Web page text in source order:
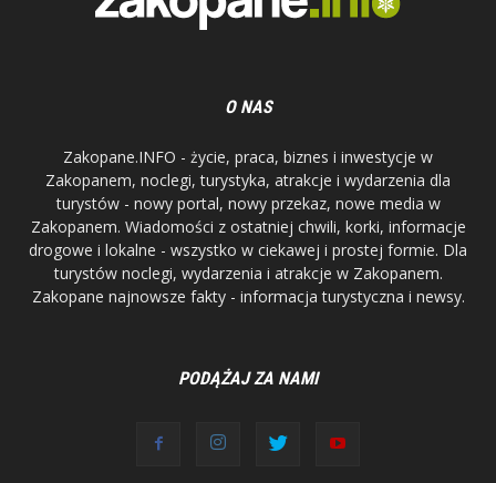
O NAS
Zakopane.INFO - życie, praca, biznes i inwestycje w
Zakopanem, noclegi, turystyka, atrakcje i wydarzenia dla
turystów - nowy portal, nowy przekaz, nowe media w
Zakopanem. Wiadomości z ostatniej chwili, korki, informacje
drogowe i lokalne - wszystko w ciekawej i prostej formie. Dla
turystów noclegi, wydarzenia i atrakcje w Zakopanem.
Zakopane najnowsze fakty - informacja turystyczna i newsy.
PODĄŻAJ ZA NAMI